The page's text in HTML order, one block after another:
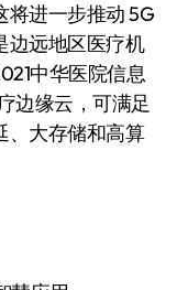
将进一步推动 5G
边远地区医疗机
中华医院信息
边缘云，可满足
、大存储和高算